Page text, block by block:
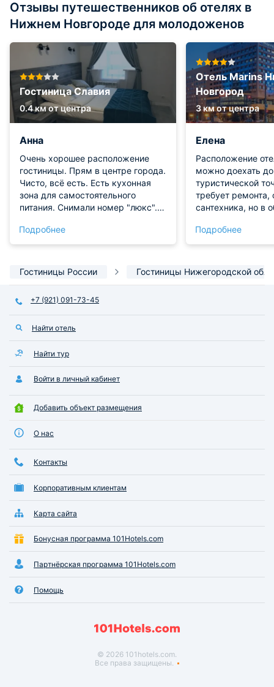
Отзывы путешественников об отелях в
Нижнем Новгороде для молодоженов
Гостиница Славия
0.4 км от центра
Анна
Очень хорошее расположение
гостиницы. Прям в центре города.
Чисто, всё есть. Есть кухонная
зона для самостоятельного
питания. Снимали номер "люкс".
большой семьи!!! Бельё просто
белоснежное. Всё есть!!!
Подробнее
Отель Marins
Новгород
3 км от центра
Елена
Расположение
можно доехать
туристической
требует ремонта,
сантехника, но в
близость отеля к
значительно
любит спать с
Ресторан в отеле
завтраки и
Шведский стол.
Подробнее
Гостиницы России Гостиницы Нижегородской
+7 (921) 091-73-45
Найти отель
Найти тур
Войти в личный кабинет
Добавить объект размещения
О нас
Контакты
Корпоративным клиентам
Карта сайта
Бонусная программа 101Hotels.com
Партнёрская программа 101Hotels.com
Помощь
© 2026 101hotels.com.
Все права защищены.